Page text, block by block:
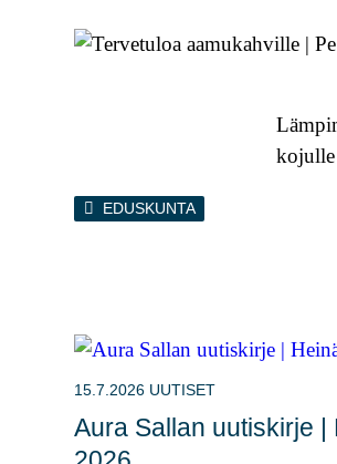
EDUSKUNTA
15.7.2026 UUTISET
Aura Sallan uutiskirje |